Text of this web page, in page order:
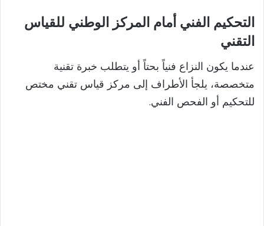
التحكيم الفني أمام المركز الوطني للقياس
التقني
عندما يكون النزاع فنياً بحتاً أو يتطلب خبرة تقنية
متخصصة، يلجأ الأطراف إلى مركز قياس تقني مختص
للتحكيم أو الفحص الفني.